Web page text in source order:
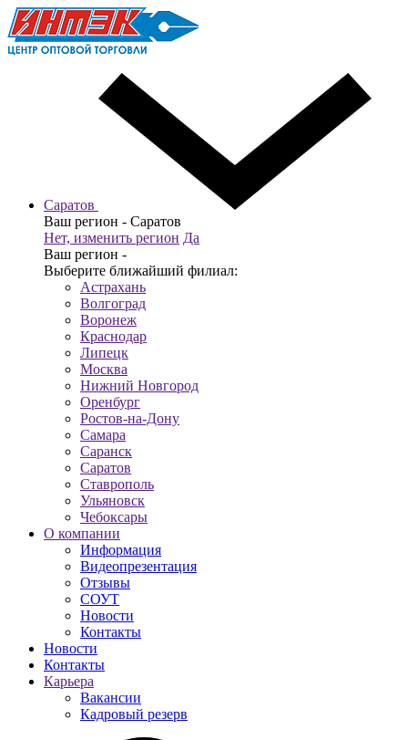
Саратов
Ваш регион - Саратов
Нет, изменить регион Да
Ваш регион -
Выберите ближайший филиал:
Астрахань
Волгоград
Воронеж
Краснодар
Липецк
Москва
Нижний Новгород
Оренбург
Ростов-на-Дону
Самара
Саранск
Саратов
Ставрополь
Ульяновск
Чебоксары
О компании
Информация
Видеопрезентация
Отзывы
СОУТ
Новости
Контакты
Новости
Контакты
Карьера
Вакансии
Кадровый резерв